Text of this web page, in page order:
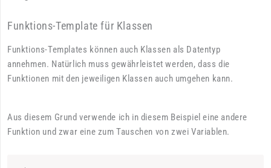
Funktions-Template für Klassen
Funktions-Templates können auch Klassen als Datentyp
annehmen. Natürlich muss gewährleistet werden, dass die
Funktionen mit den jeweiligen Klassen auch umgehen kann.
Aus diesem Grund verwende ich in diesem Beispiel eine andere
Funktion und zwar eine zum Tauschen von zwei Variablen.